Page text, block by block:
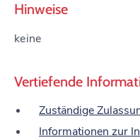
Hinweise
keine
Vertiefende
Zuständige
Informationen zur